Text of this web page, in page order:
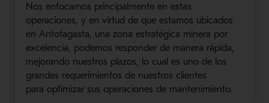
Nos enfocamos principalmente en estas
operaciones, y en virtud de que estamos ubicados
en Antofagasta, una zona estratégica minera por
excelencia, podemos responder de manera rápida,
mejorando nuestros plazos, lo cual es uno de los
grandes requerimientos de nuestros clientes
para optimizar sus operaciones de mantenimiento.